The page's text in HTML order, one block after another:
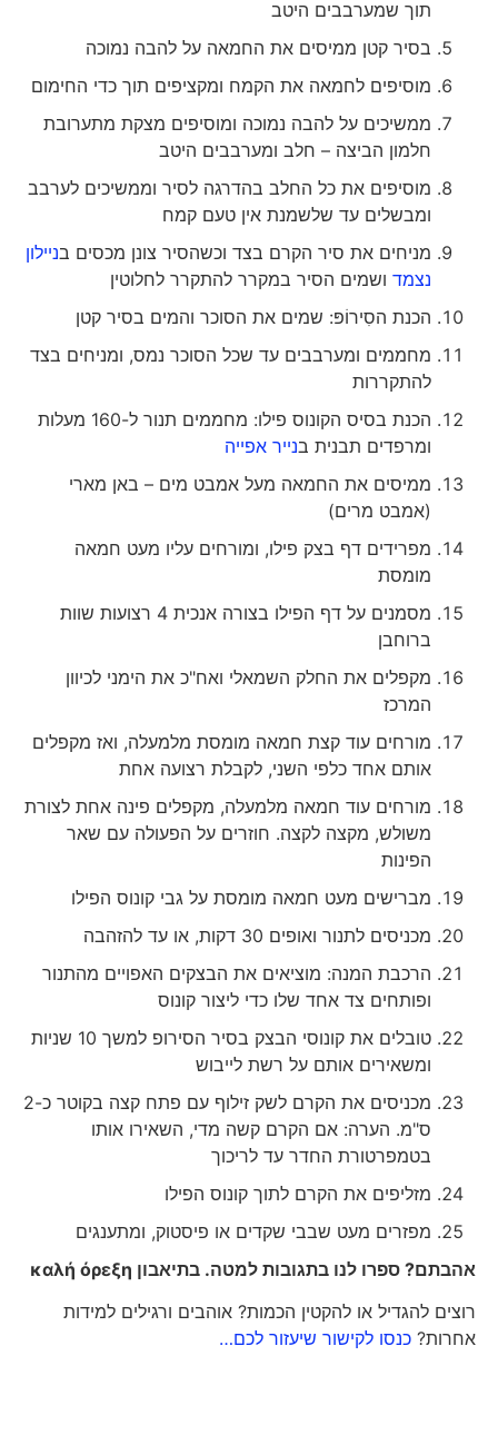
תוך שמערבבים היטב
בסיר קטן ממיסים את החמאה על להבה נמוכה
מוסיפים לחמאה את הקמח ומקציפים תוך כדי החימום
ממשיכים על להבה נמוכה ומוסיפים מצקת מתערובת
חלמון הביצה – חלב ומערבבים היטב
מוסיפים את כל החלב בהדרגה לסיר וממשיכים לערבב
ומבשלים עד שלשמנת אין טעם קמח
מניחים את סיר הקרם בצד וכשהסיר צונן מכסים בניילון
נצמדושמים הסיר במקרר להתקרר לחלוטין
הכנת הסִירוֹפּ: שמים את הסוכר והמים בסיר קטן
מחממים ומערבבים עד שכל הסוכר נמס, ומניחים בצד
להתקררות
הכנת בסיס הקונוס פילו: מחממים תנור ל-160 מעלות
ומרפדים תבנית בנייר אפייה
ממיסים את החמאה מעל אמבט מים – באן מארי
(אמבט מרים)
מפרידים דף בצק פילו, ומורחים עליו מעט חמאה
מומסת
מסמנים על דף הפילו בצורה אנכית 4 רצועות שוות
ברוחבן
מקפלים את החלק השמאלי ואח"כ את הימני לכיוון
המרכז
מורחים עוד קצת חמאה מומסת מלמעלה, ואז מקפלים
אותם אחד כלפי השני, לקבלת רצועה אחת
מורחים עוד חמאה מלמעלה, מקפלים פינה אחת לצורת
משולש, מקצה לקצה. חוזרים על הפעולה עם שאר
הפינות
מברישים מעט חמאה מומסת על גבי קונוס הפילו
מכניסים לתנור ואופים 30 דקות, או עד להזהבה
הרכבת המנה: מוציאים את הבצקים האפויים מהתנור
ופותחים צד אחד שלו כדי ליצור קונוס
טובלים את קונוסי הבצק בסיר הסירופ למשך 10 שניות
ומשאירים אותם על רשת לייבוש
מכניסים את הקרם לשק זילוף עם פתח קצה בקוטר כ-2
ס"מ. הערה: אם הקרם קשה מדי, השאירו אותו
בטמפרטורת החדר עד לריכוך
מזליפים את הקרם לתוך קונוס הפילו
מפזרים מעט שבבי שקדים או פיסטוק, ומתענגים
אהבתם? ספרו לנו בתגובות למטה. בתיאבוןκαλή όρεξη
רוצים להגדיל או להקטין הכמות? אוהבים ורגילים למידות
אחרות?כנסו לקישור שיעזור לכם…